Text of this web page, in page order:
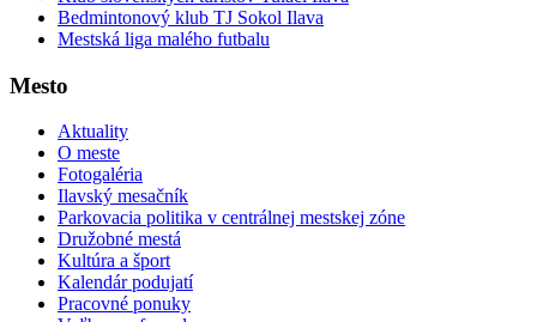
Bedmintonový klub TJ Sokol Ilava
Mestská liga malého futbalu
Mesto
Aktuality
O meste
Fotogaléria
Ilavský mesačník
Parkovacia politika v centrálnej mestskej zóne
Družobné mestá
Kultúra a šport
Kalendár podujatí
Pracovné ponuky